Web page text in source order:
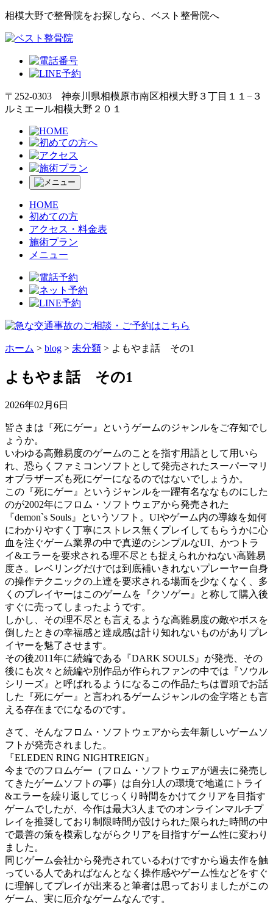
相模大野で整骨院をお探しなら、ベスト整骨院へ
〒252-0303 神奈川県相模原市南区相模大野３丁目１１−３
ルミエール相模大野２０１
HOME
初めての方
アクセス・料金表
施術プラン
メニュー
ホーム > blog > 未分類 > よもやま話 その1
よもやま話 その1
2026年02月6日
皆さまは『死にゲー』というゲームのジャンルをご存知でし
ょうか。
いわゆる高難易度のゲームのことを指す用語として用いら
れ、恐らくファミコンソフトとして発売されたスーパーマリ
オブラザーズも死にゲーになるのではないでしょうか。
この『死にゲー』というジャンルを一躍有名ななものにした
のが2002年にフロム・ソフトウェアから発売された
『demon`s Souls』というソフト。UIやゲーム内の導線を如何
にわかりやすく丁寧にストレス無くプレイしてもらうかに心
血を注ぐゲーム業界の中で真逆のシンプルなUI、かつトラ
イ&エラーを要求される理不尽とも捉えられかねない高難易
度さ。レベリングだけでは到底補いきれないプレーヤー自身
の操作テクニックの上達を要求される場面を少なくなく、多
くのプレイヤーはこのゲームを『クソゲー』と称して購入後
すぐに売ってしまったようです。
しかし、その理不尽とも言えるような高難易度の敵やボスを
倒したときの幸福感と達成感は計り知れないものがありプレ
イヤーを魅了させます。
その後2011年に続編である『DARK SOULS』が発売、その
後にも次々と続編や別作品が作られファンの中では『ソウル
シリーズ』と呼ばれるようになるこの作品たちは冒頭でお話
した『死にゲー』と言われるゲームジャンルの金字塔とも言
える存在までになるのです。
さて、そんなフロム・ソフトウェアから去年新しいゲームソ
フトが発売されました。
『ELEDEN RING NIGHTREIGN』
今までのフロムゲー（フロム・ソフトウェアが過去に発売し
てきたゲームソフトの事）は自分1人の環境で地道にトライ
&エラーを繰り返してじっくり時間をかけてクリアを目指す
ゲームでしたが、今作は最大3人までのオンラインマルチプ
レイを推奨しており制限時間が設けられた限られた時間の中
で最善の策を模索しながらクリアを目指すゲーム性に変わり
ました。
同じゲーム会社から発売されているわけですから過去作を触
っている人であればなんとなく操作感やゲーム性などをすぐ
に理解してプレイが出来ると筆者は思っておりましたがこの
ゲーム、実に厄介なゲームなんです。